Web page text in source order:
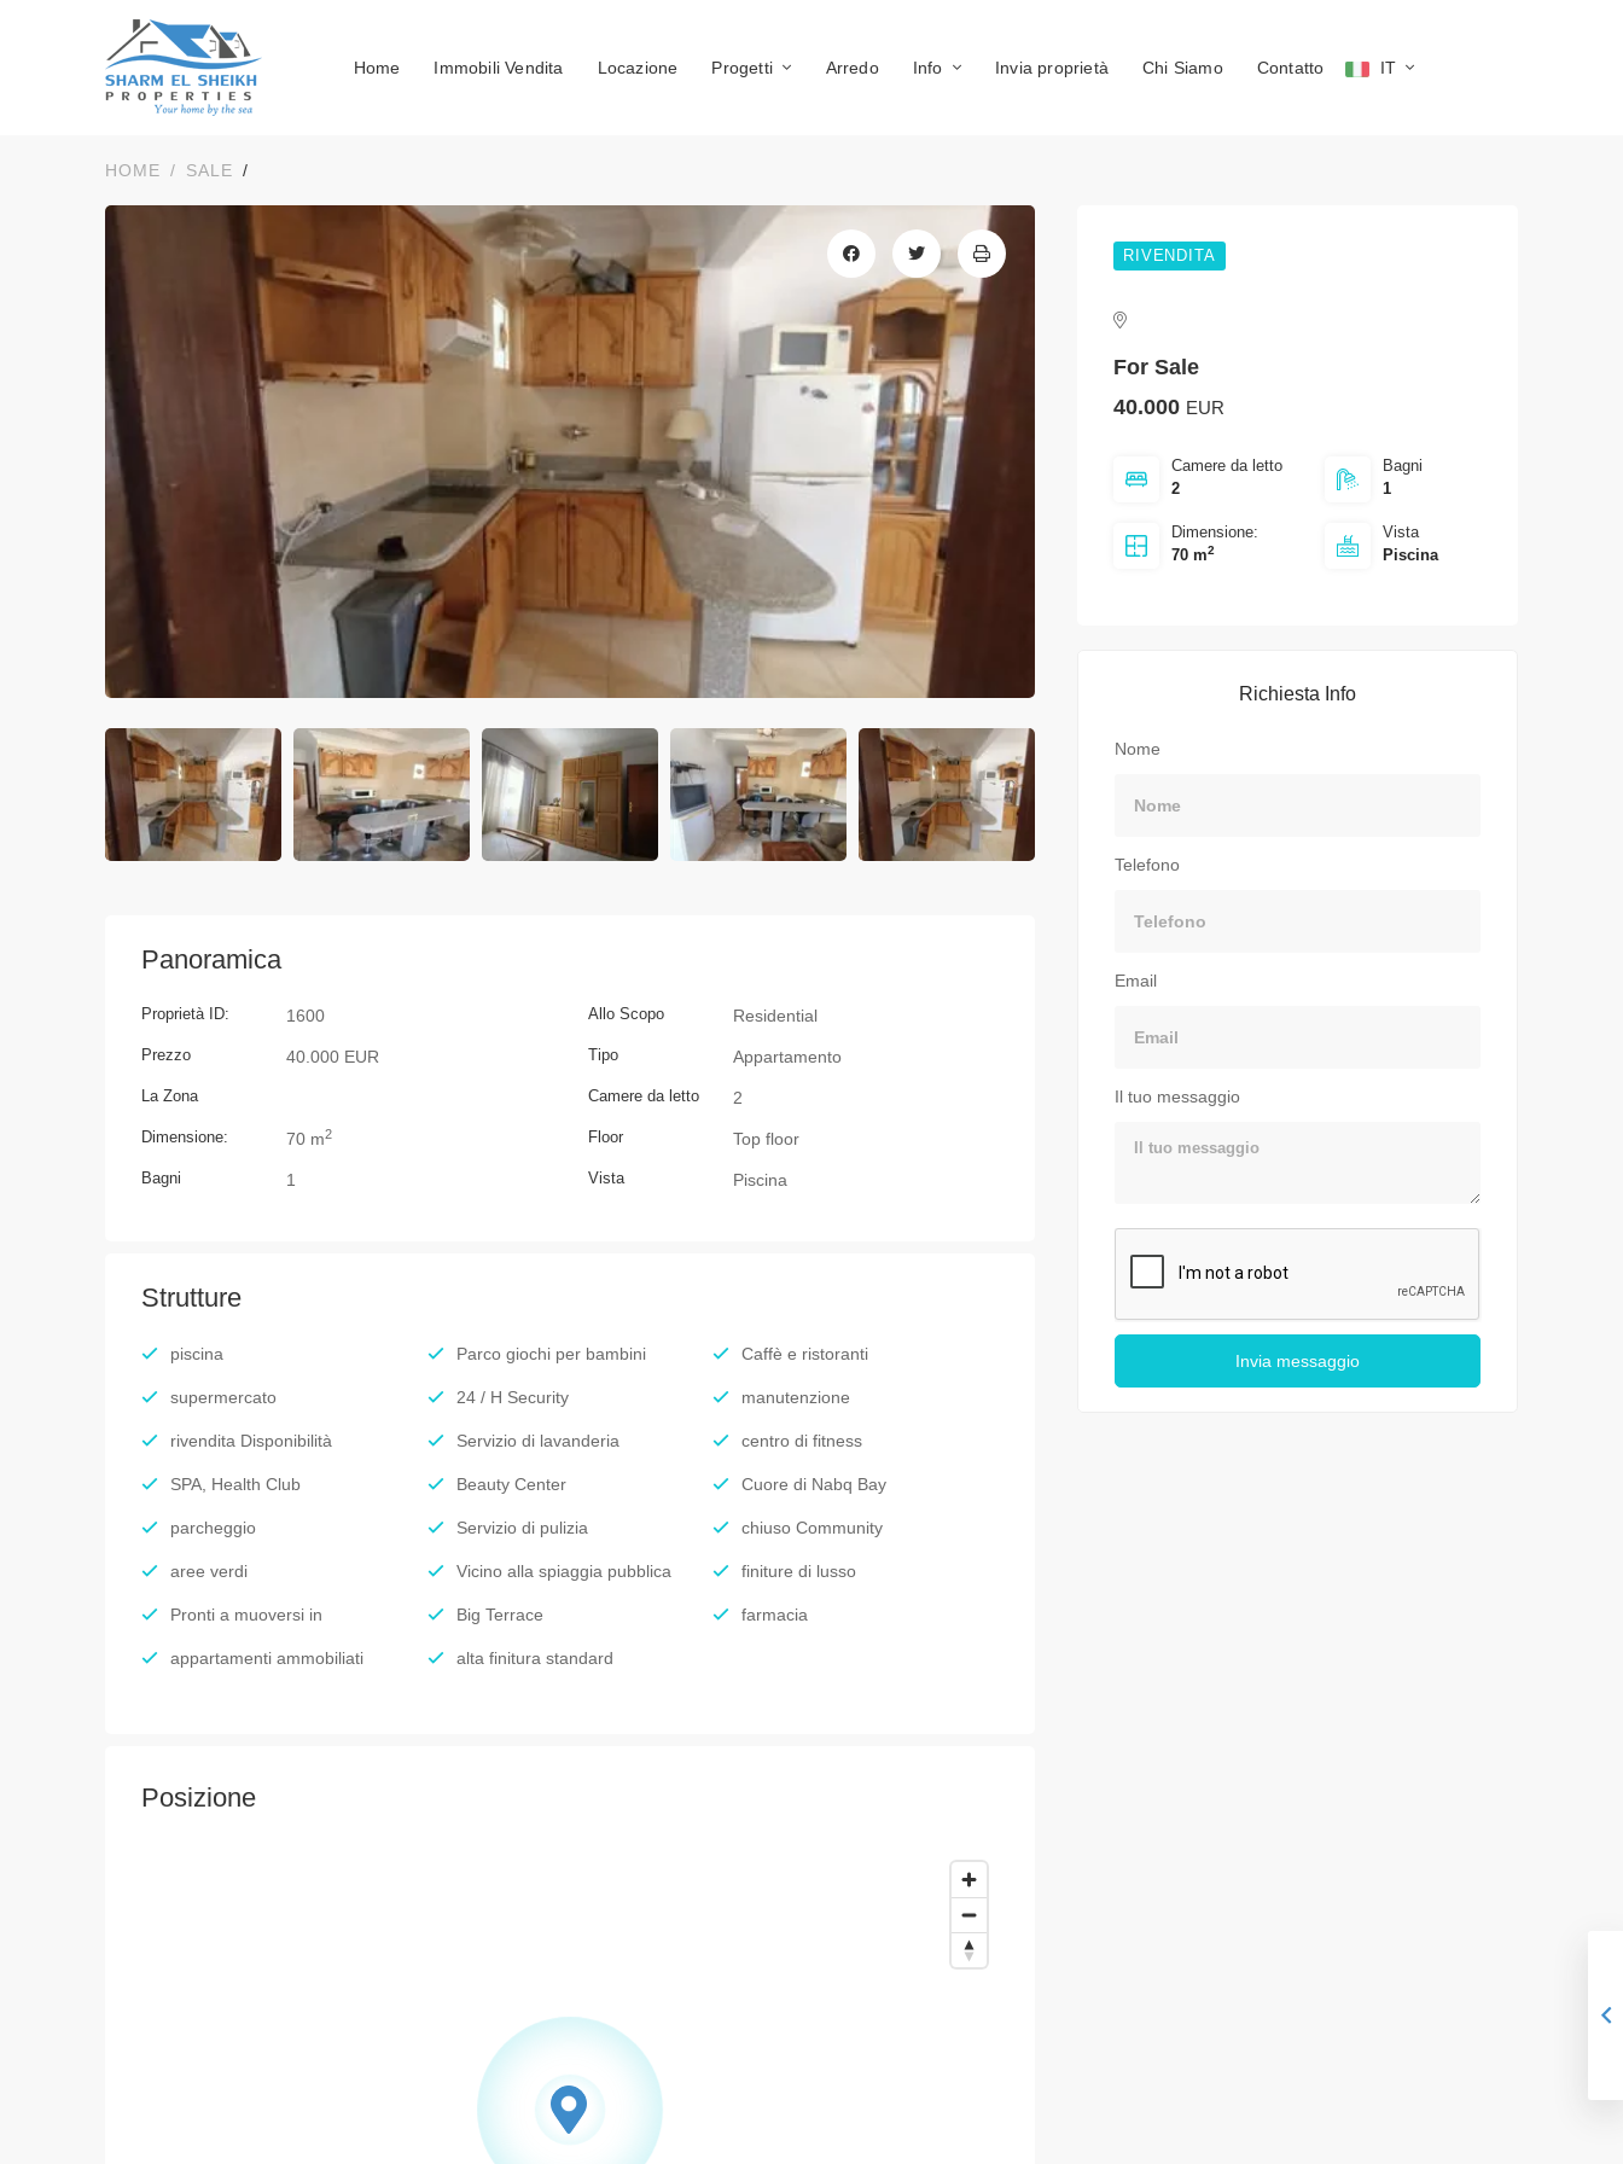
Home Immobili Vendita Locazione Progetti Arredo Info Invia proprietà Chi Siamo Сontatto IT
HOME SALE
Panoramica
Proprietà ID: 1600 Allo Scopo Residential
Prezzo 40.000 EUR Tipo Appartamento
La Zona Сamere da letto 2
Dimensione: 70 m2 Floor Top floor
Bagni 1 Vista Piscina
Strutture
piscina Parco giochi per bambini Caffè e ristoranti
supermercato 24 / H Security manutenzione
rivendita Disponibilità Servizio di lavanderia centro di fitness
SPA, Health Club Beauty Center Cuore di Nabq Bay
parcheggio Servizio di pulizia chiuso Community
aree verdi Vicino alla spiaggia pubblica finiture di lusso
Pronti a muoversi in Big Terrace farmacia
appartamenti ammobiliati alta finitura standard
Posizione
RIVENDITA
For Sale
40.000 EUR
Сamere da letto
2
Bagni
1
Dimensione:
70 m2
Vista
Piscina
Richiesta Info
Nome
Telefono
Email
Il tuo messaggio
Invia messaggio